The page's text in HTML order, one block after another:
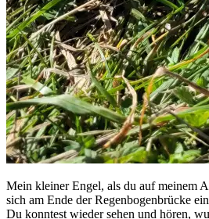
Mein kleiner Engel, als du auf meinem
sich am Ende der Regenbogenbrücke
Du konntest wieder sehen und hören,